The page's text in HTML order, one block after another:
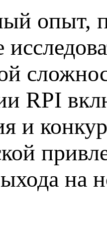
опыт,
RPI
и